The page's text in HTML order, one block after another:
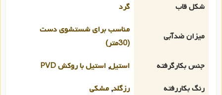
شکل قاب
گرد
میزان ضدآبی
مناسب برای شستشوی دست
(30متر)
جنس بکارگرفته
استیل, استیل با روکش PVD
رنگ بکاررفته
رزگلد, مشکی